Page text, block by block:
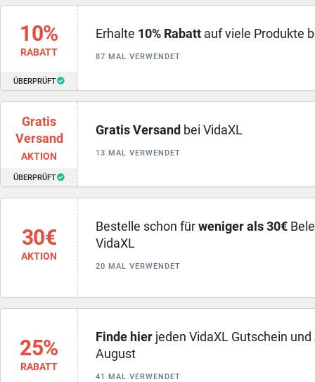
10%
RABATT
ÜBERPRÜFT
Erhalte 10% Rabatt auf viele Produkte
87 MAL VERWENDET
Gratis
Versand
AKTION
ÜBERPRÜFT
Gratis Versand bei VidaXL
13 MAL VERWENDET
30€
AKTION
Bestelle schon fürweniger als 30€
VidaXL
20 MAL VERWENDET
25%
RABATT
Finde hier jeden VidaXL Gutschein
August
41 MAL VERWENDET